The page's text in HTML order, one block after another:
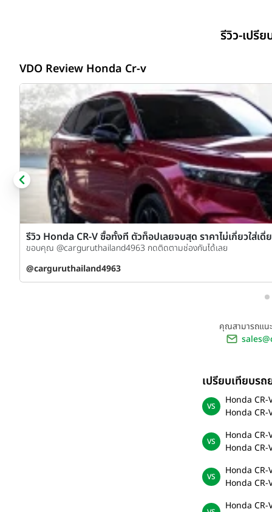
รีวิว-เปรี
VDO Review Honda Cr-v
รีวิว Honda CR-V ซื้อทั้งที ตัวท็อปเลยจบสุด ราคาไม่เกี่ยวใส่เดี่
ขอบคุณ @carguruthailand4963 กดติดตามช่องกันได้เลย
@carguruthailand4963
คุณสามารถแน
เปรียบเทียบร
Honda CR-
Honda CR-
Honda CR-
Honda CR-
Honda CR-
Honda CR-
Honda CR-